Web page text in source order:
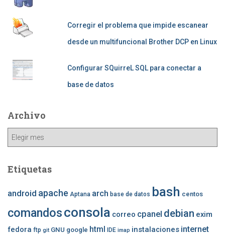
Corregir el problema que impide escanear
desde un multifuncional Brother DCP en Linux
Configurar SQuirreL SQL para conectar a
base de datos
Archivo
Archivo
Etiquetas
android apache Aptana arch base de datos bash centos
comandosconsola correo cpanel debian exim
fedora ftp git GNU google html IDE imap instalaciones internet